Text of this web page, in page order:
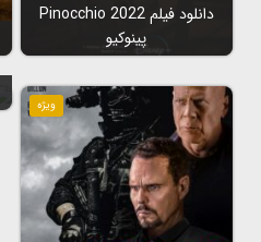
دانلود فیلم Pinocchio 2022
پینوکیو
ویژه